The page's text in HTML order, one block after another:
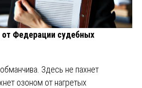
Федерации судебных
Здесь не пахнет
озоном от нагретых